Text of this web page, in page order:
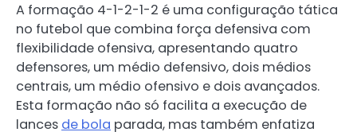
A formação 4-1-2-1-2 é uma configuração tática
no futebol que combina força defensiva com
flexibilidade ofensiva, apresentando quatro
defensores, um médio defensivo, dois médios
centrais, um médio ofensivo e dois avançados.
Esta formação não só facilita a execução de
lances de bola parada, mas também enfatiza